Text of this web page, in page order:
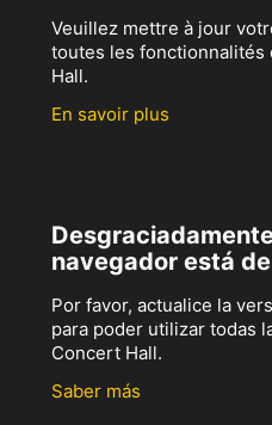
Veuillez mettre à jour
toutes les fonctionnalités
Hall.
En savoir plus
navegador está
Por favor, actualice la
para poder utilizar todas
Concert Hall.
Saber más